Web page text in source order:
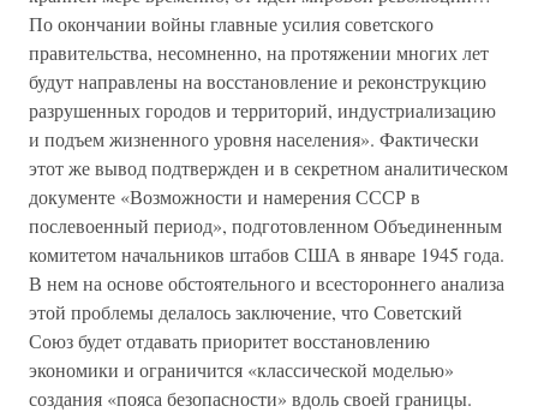
По окончании войны главные усилия советского
правительства, несомненно, на протяжении многих лет
будут направлены на восстановление и реконструкцию
разрушенных городов и территорий, индустриализацию
и подъем жизненного уровня населения». Фактически
этот же вывод подтвержден и в секретном аналитическом
документе «Возможности и намерения СССР в
послевоенный период», подготовленном Объединенным
комитетом начальников штабов США в январе 1945 года.
В нем на основе обстоятельного и всестороннего анализа
этой проблемы делалось заключение, что Советский
Союз будет отдавать приоритет восстановлению
экономики и ограничится «классической моделью»
создания «пояса безопасности» вдоль своей границы.